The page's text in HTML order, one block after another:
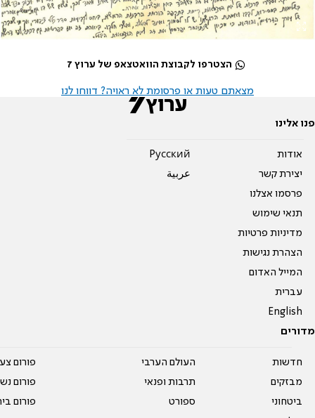
הצטרפו לקבוצת הוואטצאפ של ערוץ 7
מצאתם טעות או פרסומת לא ראויה? דווחו לנו
פנו אלינו
אודות
יצירת קשר
פרסמו אצלנו
תנאי שימוש
מדיניות פרטיות
הצהרת נגישות
המייל האדום
עברית
English
Pусский
عربية
מדורים
חדשות
מבזקים
ביטחוני
העולם הערבי
תרבות ופנאי
ספורט
פורום
פורום
פורום